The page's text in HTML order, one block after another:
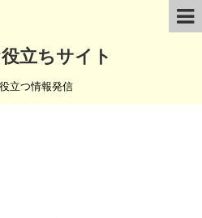
立ちサイト
立つ情報発信